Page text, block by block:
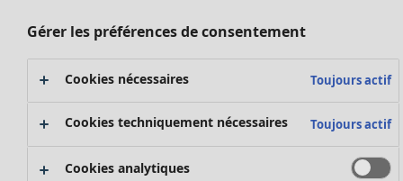
Promos SOLDES
Nouvel arrivage
Gérer les préférences de consentement
Cookies nécessaires Toujours actif
Cookies techniquement nécessaires Toujours actif
Cookies analytiques